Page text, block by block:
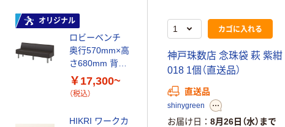
カゴに入れる
神戸珠数店 念珠袋 萩 紫紺
018 1個（直送品）
直送品
shinygreen
お届け日 8月26日（水）まで
オリジナル
ロビーベンチ
奥行570mm×高
さ680mm 背付
耐アルコール・
耐次亜塩素酸・
￥17,300~
（税込）
HIKRI ワークカ
東洋工芸 スツー
ル コンパクト
￥1,320~
（税込）
林製作所 脱衣カ
ゴ ワゴン